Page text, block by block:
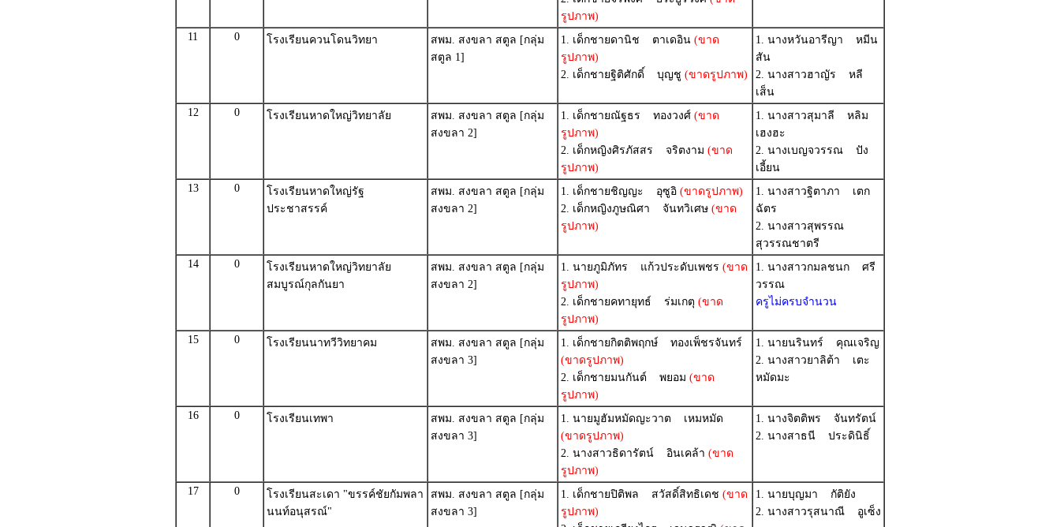
รูปภาพ)
11 0 โรงเรียนควนโดนวิทยา
สพม. สงขลา สตูล [กลุ่ม
สตูล 1]
1. เด็กชายดานิช ตาเดอิน (ขาด
รูปภาพ)
2. เด็กชายฐิติศักดิ์ บุญชู (ขาดรูปภาพ)
1. นางหวันอารีญา หมีน
สัน
2. นางสาวฮาญัร หลี
เส็น
12
0 โรงเรียนหาดใหญ่วิทยาลัย
สพม. สงขลา สตูล [กลุ่ม
สงขลา 2]
1. เด็กชายณัฐธร ทองวงศ์ (ขาด
รูปภาพ)
2. เด็กหญิงศิรภัสสร จริตงาม (ขาด
รูปภาพ)
1. นางสาวสุมาลี หลิม
เฮงฮะ
2. นางเบญจวรรณ ปัง
เอี้ยน
13
0
โรงเรียนหาดใหญ่รัฐ
ประชาสรรค์
สพม. สงขลา สตูล [กลุ่ม
สงขลา 2]
1. เด็กชายชิญญะ อุซูอิ (ขาดรูปภาพ)
2. เด็กหญิงภูษณิศา จันทวิเศษ (ขาด
รูปภาพ)
1. นางสาวฐิตาภา เตก
ฉัตร
2. นางสาวสุพรรณ
สุวรรณชาตรี
14
0
โรงเรียนหาดใหญ่วิทยาลัย
สมบูรณ์กุลกันยา
สพม. สงขลา สตูล [กลุ่ม
สงขลา 2]
1. นายภูมิภัทร แก้วประดับเพชร (ขาด
รูปภาพ)
2. เด็กชายคทายุทธ์ ร่มเกตุ (ขาด
รูปภาพ)
1. นางสาวกมลชนก ศรี
วรรณ
ครูไม่ครบจำนวน
15 0 โรงเรียนนาทวีวิทยาคม
สพม. สงขลา สตูล [กลุ่ม
สงขลา 3]
1. เด็กชายกิตติพฤกษ์ ทองเพ็ชรจันทร์
(ขาดรูปภาพ)
2. เด็กชายมนกันต์ พยอม (ขาด
รูปภาพ)
1. นายนรินทร์ คุณเจริญ
2. นางสาวยาลิต้า เตะ
หมัดมะ
16 0 โรงเรียนเทพา
สพม. สงขลา สตูล [กลุ่ม
สงขลา 3]
1. นายมูฮัมหมัดญะวาต เหมหมัด
(ขาดรูปภาพ)
2. นางสาวธิดารัตน์ อินเคล้า (ขาด
รูปภาพ)
1. นางจิตติพร จันทรัตน์
2. นางสาธนี ประดินิธิ์
17 0
โรงเรียนสะเดา "ขรรค์ชัยกัมพลา
นนท์อนุสรณ์"
สพม. สงขลา สตูล [กลุ่ม
สงขลา 3]
1. เด็กชายปิติพล สวัสดิ์สิทธิเดช (ขาด
รูปภาพ)
1. นายบุญมา กัติยัง
2. นางสาวรุสนาณี อูเซ็ง